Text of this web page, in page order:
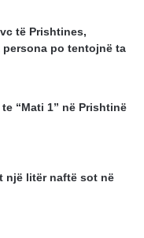
të Prishtines,
po tentojnë ta
“Mati 1” në Prishtinë
një litër naftë sot në